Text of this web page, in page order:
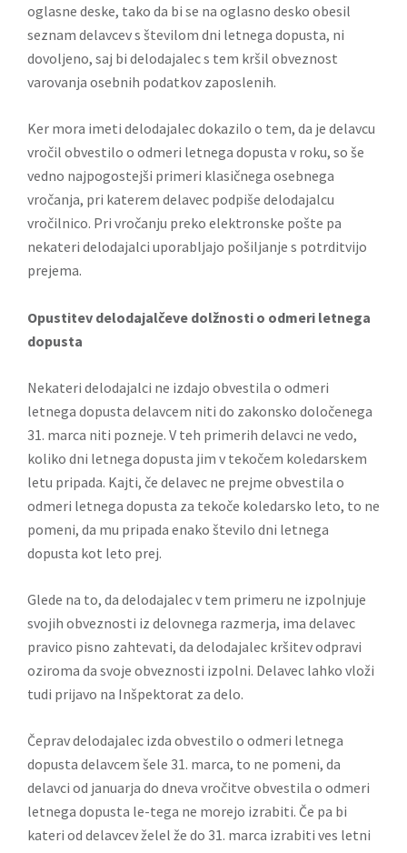
oglasne deske, tako da bi se na oglasno desko obesil
seznam delavcev s številom dni letnega dopusta, ni
dovoljeno, saj bi delodajalec s tem kršil obveznost
varovanja osebnih podatkov zaposlenih.
Ker mora imeti delodajalec dokazilo o tem, da je delavcu
vročil obvestilo o odmeri letnega dopusta v roku, so še
vedno najpogostejši primeri klasičnega osebnega
vročanja, pri katerem delavec podpiše delodajalcu
vročilnico. Pri vročanju preko elektronske pošte pa
nekateri delodajalci uporabljajo pošiljanje s potrditvijo
prejema.
Opustitev delodajalčeve dolžnosti o odmeri letnega
dopusta
Nekateri delodajalci ne izdajo obvestila o odmeri
letnega dopusta delavcem niti do zakonsko določenega
31. marca niti pozneje. V teh primerih delavci ne vedo,
koliko dni letnega dopusta jim v tekočem koledarskem
letu pripada. Kajti, če delavec ne prejme obvestila o
odmeri letnega dopusta za tekoče koledarsko leto, to ne
pomeni, da mu pripada enako število dni letnega
dopusta kot leto prej.
Glede na to, da delodajalec v tem primeru ne izpolnjuje
svojih obveznosti iz delovnega razmerja, ima delavec
pravico pisno zahtevati, da delodajalec kršitev odpravi
oziroma da svoje obveznosti izpolni. Delavec lahko vloži
tudi prijavo na Inšpektorat za delo.
Čeprav delodajalec izda obvestilo o odmeri letnega
dopusta delavcem šele 31. marca, to ne pomeni, da
delavci od januarja do dneva vročitve obvestila o odmeri
letnega dopusta le-tega ne morejo izrabiti. Če pa bi
kateri od delavcev želel že do 31. marca izrabiti ves letni